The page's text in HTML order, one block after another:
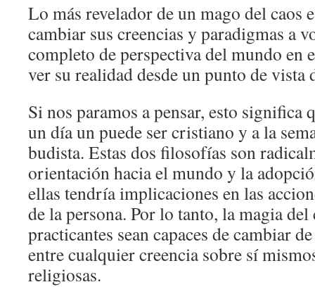
Lo más revelador de un mago del caos
cambiar sus creencias y paradigmas a
completo de perspectiva del mundo en
ver su realidad desde un punto de vista
Si nos paramos a pensar, esto significa
un día un puede ser cristiano y a la
budista. Estas dos filosofías son
orientación hacia el mundo y la
ellas tendría implicaciones en las
de la persona. Por lo tanto, la magia
practicantes sean capaces de cambiar
entre cualquier creencia sobre sí
religiosas.